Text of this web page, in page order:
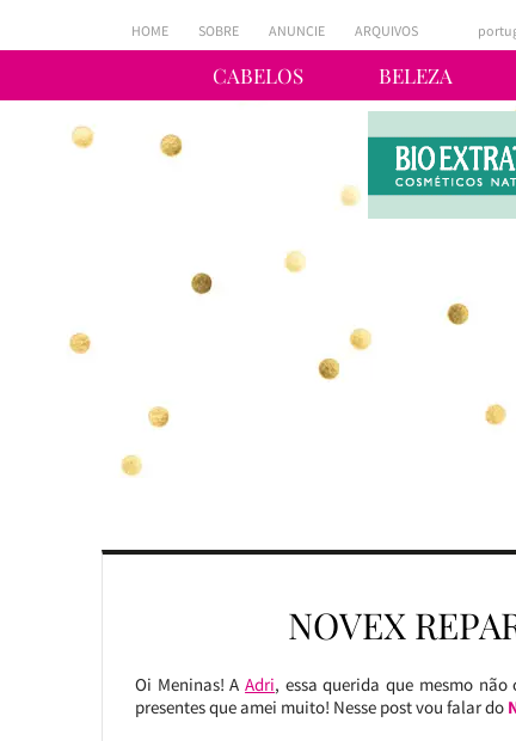
CABELOS BELEZA
HOME SOBRE ANUNCIE ARQUIVOS
NOVEX
Oi Meninas! AAdri, essa querida que mesmo não
presentes que amei muito! Nesse post vou falar do